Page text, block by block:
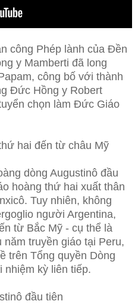
công Phép lành của Đền
y Mamberti đã long
công bố với thành
Đức Hồng y Robert
chọn làm Đức Giáo
hai đến từ châu Mỹ
dòng Augustinô đầu
hoàng thứ hai xuất thân
Tuy nhiên, không
người Argentina,
từ Bắc Mỹ - cụ thể là
truyền giáo tại Peru,
trên Tổng quyền Dòng
nhiệm kỳ liên tiếp.
đầu tiên